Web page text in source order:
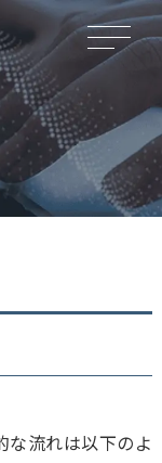
な流れは以下のよ